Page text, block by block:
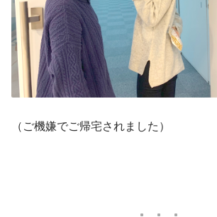
（ご機嫌でご帰宅されました）